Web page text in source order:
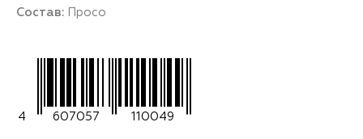
Состав: Просо
4 607057 110049